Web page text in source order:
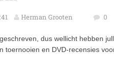
Herman Grooten 0
dus wellicht hebben
en DVD-recensies